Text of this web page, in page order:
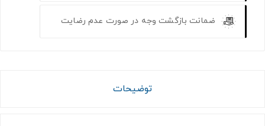
ضمانت بازگشت وجه در صورت عدم رضایت
توضیحات